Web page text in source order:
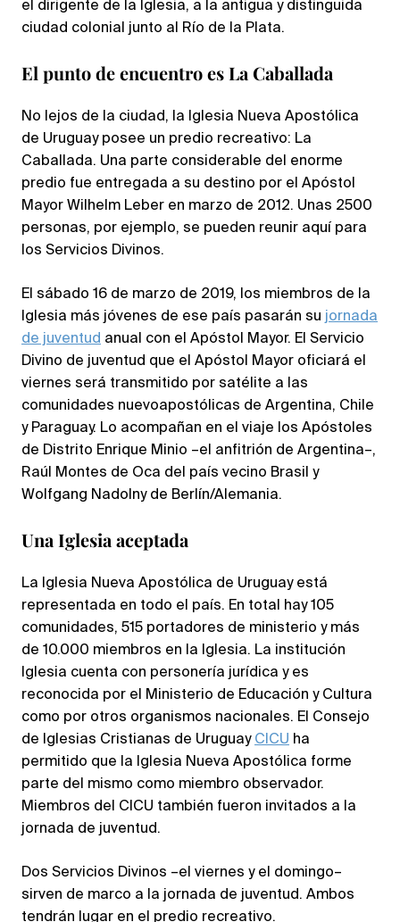
el dirigente de la Iglesia, a la antigua y distinguida
ciudad colonial junto al Río de la Plata.
El punto de encuentro es La Caballada
No lejos de la ciudad, la Iglesia Nueva Apostólica
de Uruguay posee un predio recreativo: La
Caballada. Una parte considerable del enorme
predio fue entregada a su destino por el Apóstol
Mayor Wilhelm Leber en marzo de 2012. Unas 2500
personas, por ejemplo, se pueden reunir aquí para
los Servicios Divinos.
El sábado 16 de marzo de 2019, los miembros de la
Iglesia más jóvenes de ese país pasarán su jornada
de juventud anual con el Apóstol Mayor. El Servicio
Divino de juventud que el Apóstol Mayor oficiará el
viernes será transmitido por satélite a las
comunidades nuevoapostólicas de Argentina, Chile
y Paraguay. Lo acompañan en el viaje los Apóstoles
de Distrito Enrique Minio –el anfitrión de Argentina–,
Raúl Montes de Oca del país vecino Brasil y
Wolfgang Nadolny de Berlín/Alemania.
Una Iglesia aceptada
La Iglesia Nueva Apostólica de Uruguay está
representada en todo el país. En total hay 105
comunidades, 515 portadores de ministerio y más
de 10.000 miembros en la Iglesia. La institución
Iglesia cuenta con personería jurídica y es
reconocida por el Ministerio de Educación y Cultura
como por otros organismos nacionales. El Consejo
de Iglesias Cristianas de Uruguay CICU ha
permitido que la Iglesia Nueva Apostólica forme
parte del mismo como miembro observador.
Miembros del CICU también fueron invitados a la
jornada de juventud.
Dos Servicios Divinos –el viernes y el domingo–
sirven de marco a la jornada de juventud. Ambos
tendrán lugar en el predio recreativo.